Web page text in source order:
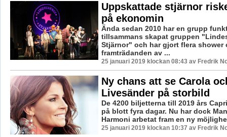
Uppskattade stjärnor
på ekonomin
Ända sedan 2010 har en grupp
tillsammans skapat gruppen
Stjärnor" och har gjort flera shower
framträdanden av ...
25 januari 2019 klockan 08:43 av Fredrik
Ny chans att se Carola
Livesänder på storbild
De 4200 biljetterna till 2019 års
på blott fyra dagar. Nu har dock
Harmoni arbetat fram en ny
25 januari 2019 klockan 10:37 av Fredrik